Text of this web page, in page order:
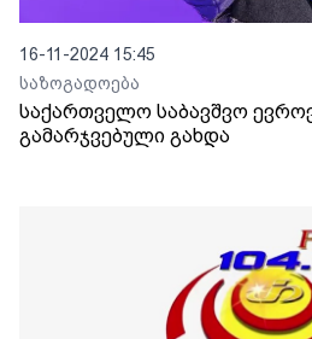
16-11-2024 15:45
საზოგადოება
საქართველო საბავშვო
გამარჯვებული გახდა